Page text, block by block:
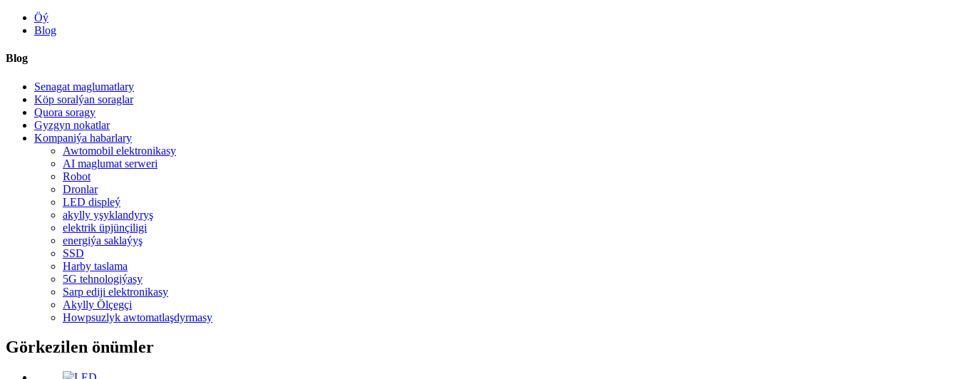
Öý
Blog
Blog
Senagat maglumatlary
Köp soralýan soraglar
Quora soragy
Gyzgyn nokatlar
Kompaniýa habarlary
Awtomobil elektronikasy
AI maglumat serweri
Robot
Dronlar
LED displeý
akylly yşyklandyryş
elektrik üpjünçiligi
energiýa saklaýyş
SSD
Harby taslama
5G tehnologiýasy
Sarp ediji elektronikasy
Akylly Ölçegçi
Howpsuzlyk awtomatlaşdyrmasy
Görkezilen önümler